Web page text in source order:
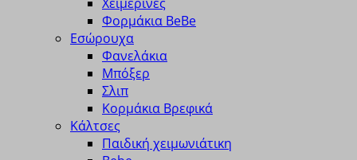
Φορμάκια BeBe
Εσώρουχα
Φανελάκια
Μπόξερ
Σλιπ
Κορμάκια Βρεφικά
Κάλτσες
Παιδική χειμωνιάτικη